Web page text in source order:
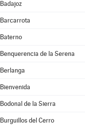
Badajoz
Barcarrota
Baterno
Benquerencia de la Serena
Berlanga
Bienvenida
Bodonal de la Sierra
Burguillos del Cerro